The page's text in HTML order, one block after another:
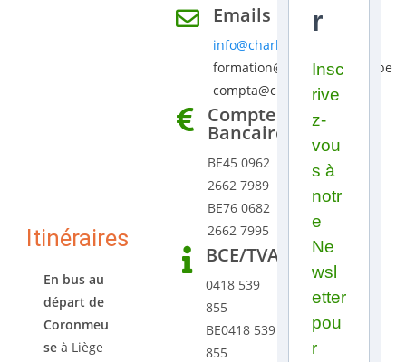
Itinéraires
En bus au
départ de
Coronmeu
seà Liège
Emails
info@charlemagnrie.be
formation@charlemagnrie.be
compta@charlemagnrie.be
Comptes
Bancaires
BE45 0962
2662 7989
BE76 0682
2662 7995
BCE/TVA
0418 539
855
BE0418 539
855
r
Insc
rive
z-
vou
s à
notr
e
Ne
wsl
etter
pou
r